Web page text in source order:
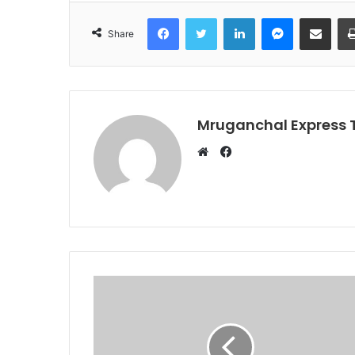
Share
FacebookTwitter LinkedInMessenger
Share via Email
Mruganchal Express
Facebook